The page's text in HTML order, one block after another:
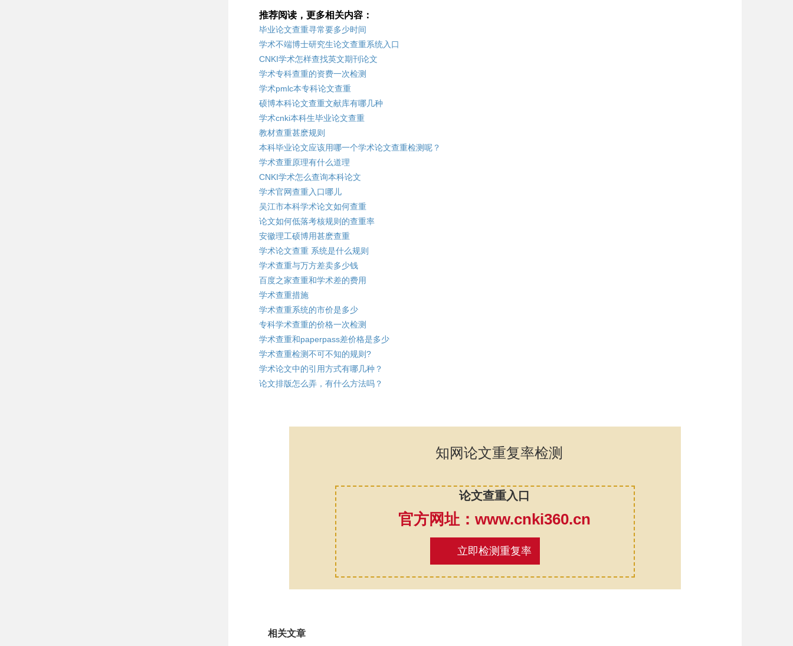
推荐阅读，更多相关内容：
毕业论文查重寻常要多少时间
学术不端博士研究生论文查重系统入口
CNKI学术怎样查找英文期刊论文
学术专科查重的资费一次检测
学术pmlc本专科论文查重
硕博本科论文查重文献库有哪几种
学术cnki本科生毕业论文查重
教材查重甚麽规则
本科毕业论文应该用哪一个学术论文查重检测呢？
学术查重原理有什么道理
CNKI学术怎么查询本科论文
学术官网查重入口哪儿
吴江市本科学术论文如何查重
论文如何低落考核规则的查重率
安徽理工硕博用甚麽查重
学术论文查重 系统是什么规则
学术查重与万方差卖多少钱
百度之家查重和学术差的费用
学术查重措施
学术查重系统的市价是多少
专科学术查重的价格一次检测
学术查重和paperpass差价格是多少
学术查重检测不可不知的规则?
学术论文中的引用方式有哪几种？
论文排版怎么弄，有什么方法吗？
知网论文重复率检测
论文查重入口
官方网址：www.cnki360.cn
立即检测重复率
相关文章